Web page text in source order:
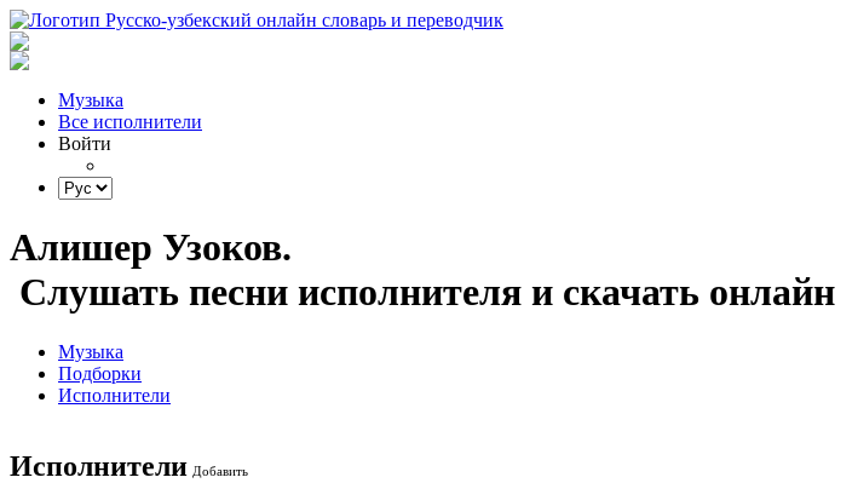
Музыка
Все исполнители
Войти
Алишер Узоков.
Слушать песни исполнителя и скачать онлайн
Музыка
Подборки
Исполнители
Исполнители Добавить